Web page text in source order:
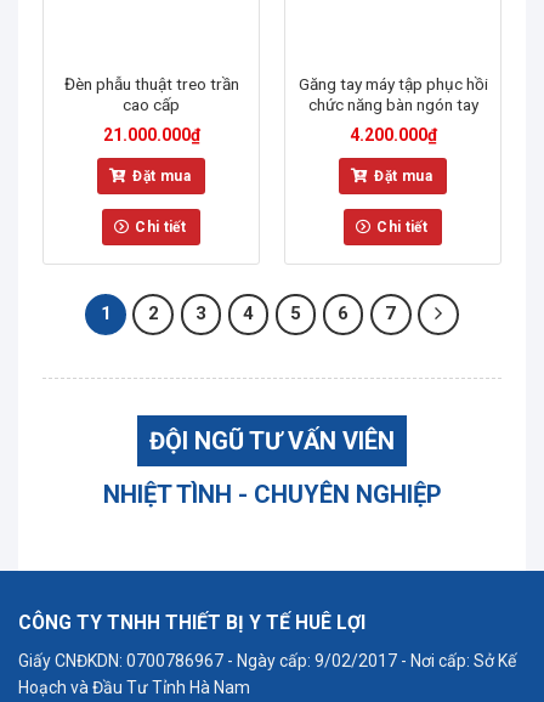
Đèn phẫu thuật treo trần
cao cấp
21.000.000₫
Đặt mua
Chi tiết
Găng tay máy tập phục hồi
chức năng bàn ngón tay
4.200.000₫
Đặt mua
Chi tiết
1 2 3 4 5 6 7
ĐỘI NGŨ TƯ VẤN VIÊN
NHIỆT TÌNH - CHUYÊN NGHIỆP
CÔNG TY TNHH THIẾT BỊ Y TẾ HUÊ LỢI
Giấy CNĐKDN: 0700786967 - Ngày cấp: 9/02/2017 - Nơi cấp: Sở Kế
Hoạch và Đầu Tư Tỉnh Hà Nam